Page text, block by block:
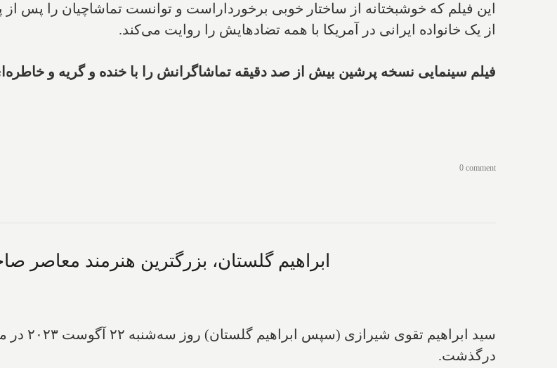
این فیلم که خوشبختانه از ساختار خوبی برخورداراست و توانست تماشاچیان را پس
از یک خانواده ایرانی در آمریکا با همه تضادهایش را روایت می‌کند.
فیلم سینمایی نسخه پرشین بیش از صد دقیقه تماشاگرانش را با خنده و گریه و
0 comment
ابراهیم گلستان، بزرگترین هنرمند
سید
درگذشت.